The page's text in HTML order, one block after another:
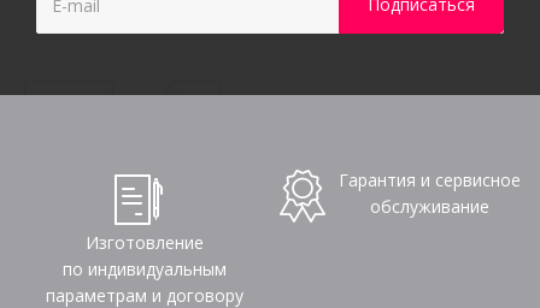
Изготовление
по индивидуальным
параметрам и договору
Гарантия и сервисное
обслуживание